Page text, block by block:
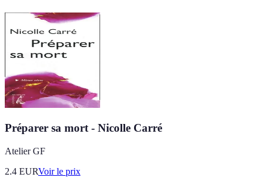
Préparer sa mort - Nicolle Carré
Atelier GF
2.4 EURVoir le prix